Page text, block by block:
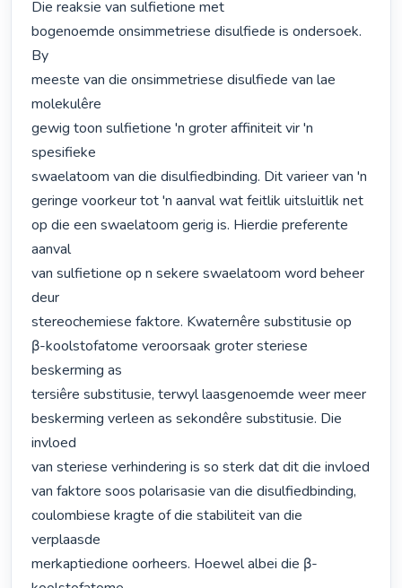
Die reaksie van sulfietione met
bogenoemde onsimmetriese disulfiede is ondersoek.
By
meeste van die onsimmetriese disulfiede van lae
molekulêre
gewig toon sulfietione 'n groter affiniteit vir 'n
spesifieke
swaelatoom van die disulfiedbinding. Dit varieer van 'n
geringe voorkeur tot 'n aanval wat feitlik uitsluitlik net
op die een swaelatoom gerig is. Hierdie preferente
aanval
van sulfietione op n sekere swaelatoom word beheer
deur
stereochemiese faktore. Kwaternêre substitusie op
β-koolstofatome veroorsaak groter steriese
beskerming as
tersiêre substitusie, terwyl laasgenoemde weer meer
beskerming verleen as sekondêre substitusie. Die
invloed
van steriese verhindering is so sterk dat dit die invloed
van faktore soos polarisasie van die disulfiedbinding,
coulombiese kragte of die stabiliteit van die
verplaasde
merkaptiedione oorheers. Hoewel albei die β-